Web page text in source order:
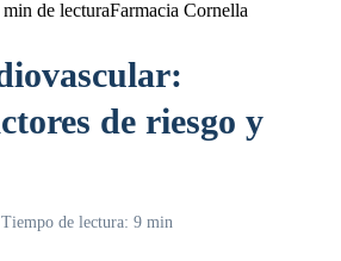
min de lecturaFarmacia Cornella
de riesgo y
de lectura: 9 min